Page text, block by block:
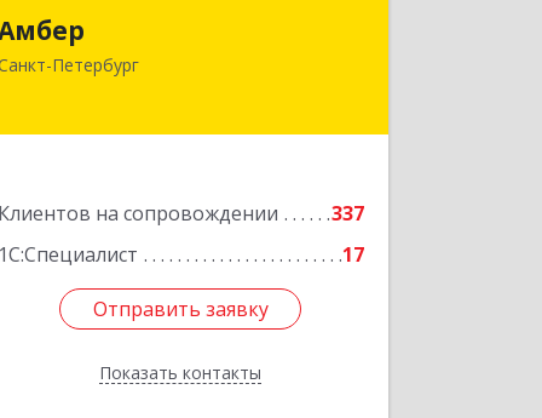
Петербург
Клиентов на сопровождении
337
1С:Специалист
17
Отправить заявку
Показать контакты
191119, Санкт-Петербург г, Правды
Подробнее
Отправить заявку
Назад